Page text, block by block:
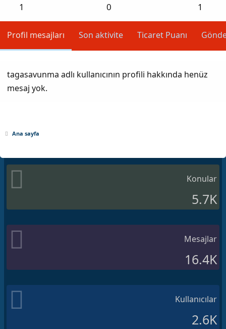
1 0 1
Profil mesajları Son aktivite Ticaret Puanı
tagasavunma adlı kullanıcının profili hakkında henüz
mesaj yok.
Ana sayfa
Konular
5.7K
Mesajlar
16.4K
Kullanıcılar
2.6K